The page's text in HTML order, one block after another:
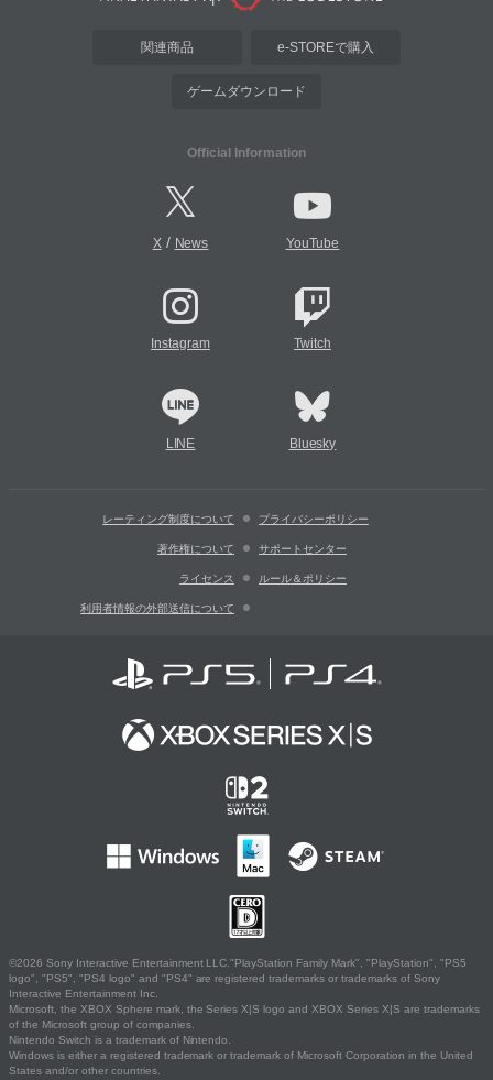
関連商品 e-STOREで購入
ゲームダウンロード
Official Information
X/ News YouTube
Instagram Twitch
LINE Bluesky
レーティング制度について プライバシーポリシー
著作権について サポートセンター
ライセンス ルール＆ポリシー
利用者情報の外部送信について
©2026 Sony Interactive Entertainment LLC."PlayStation Family Mark", "PlayStation", "PS5
logo", "PS5", "PS4 logo" and "PS4" are registered trademarks or trademarks of Sony
Interactive Entertainment Inc.
Microsoft, the XBOX Sphere mark, the Series X|S logo and XBOX Series X|S are trademarks
of the Microsoft group of companies.
Nintendo Switch is a trademark of Nintendo.
Windows is either a registered trademark or trademark of Microsoft Corporation in the United
States and/or other countries.